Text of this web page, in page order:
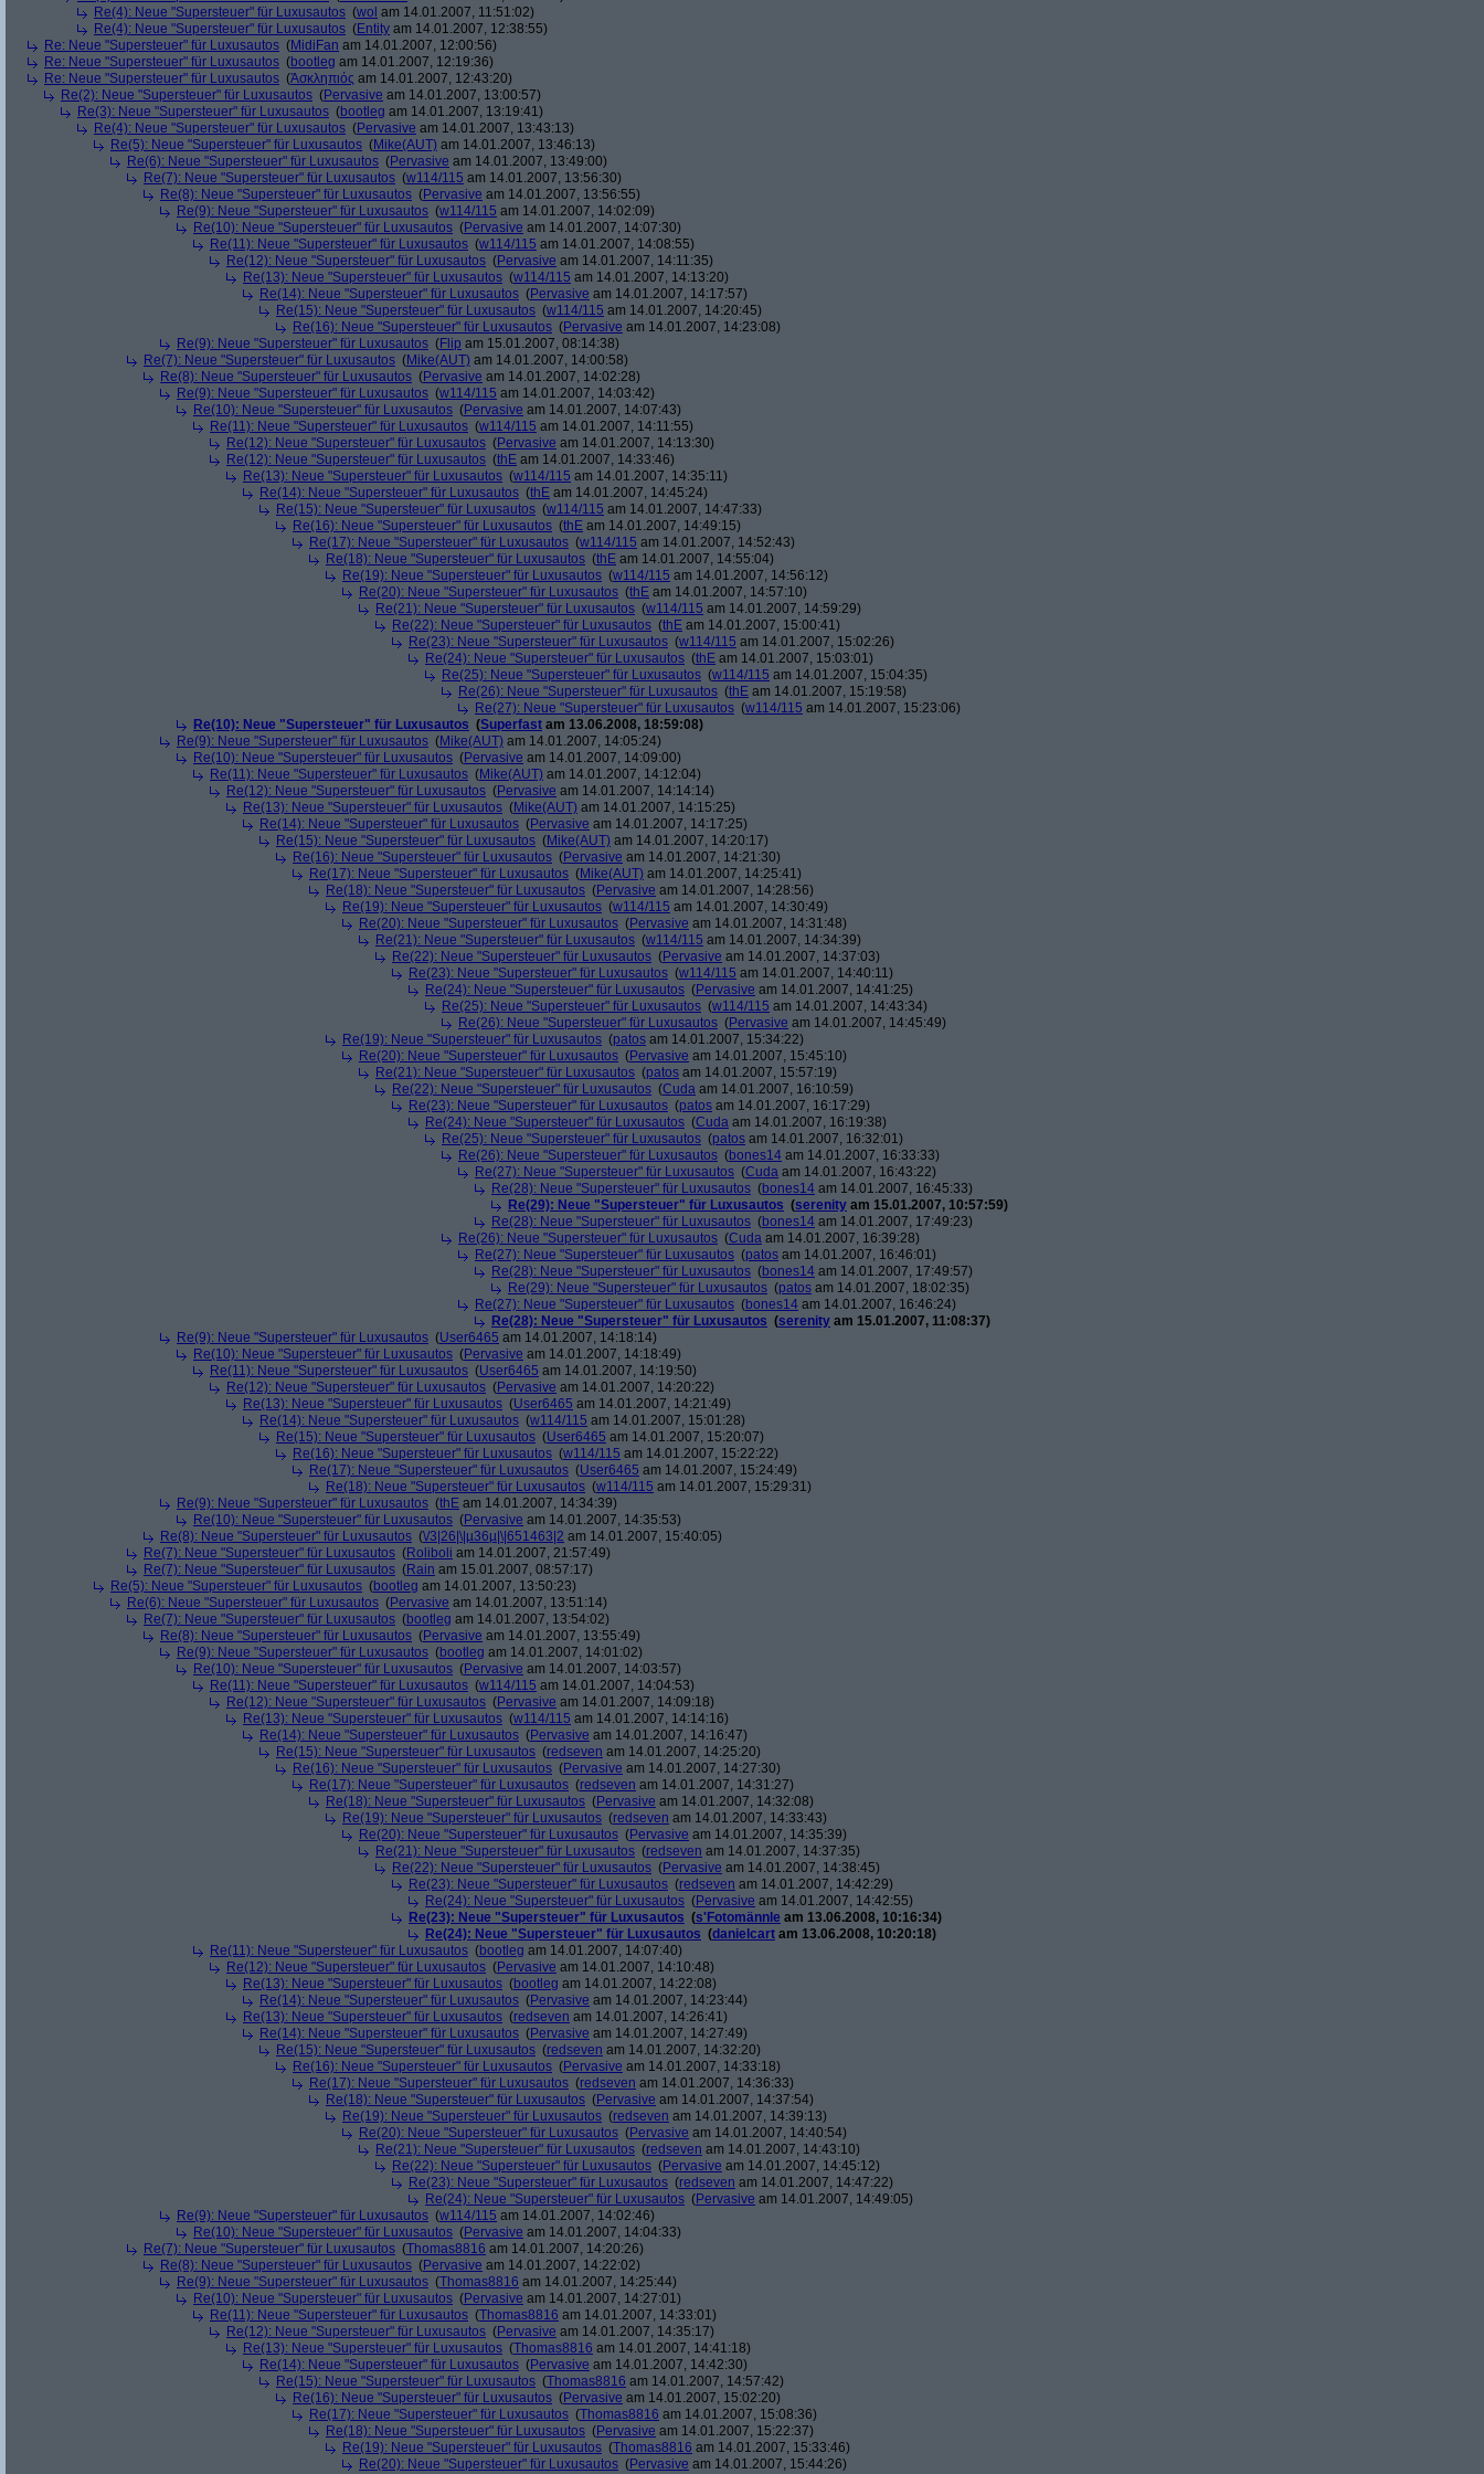
Re(4): Neue "Supersteuer" für Luxusautos (wol am 14.01.2007, 11:51:02)
Re(4): Neue "Supersteuer" für Luxusautos (Entity am 14.01.2007, 12:38:55)
Re: Neue "Supersteuer" für Luxusautos (MidiFan am 14.01.2007, 12:00:56)
Re: Neue "Supersteuer" für Luxusautos (bootleg am 14.01.2007, 12:19:36)
Re: Neue "Supersteuer" für Luxusautos (Ἀσκληπιός am 14.01.2007, 12:43:20)
Re(2): Neue "Supersteuer" für Luxusautos (Pervasive am 14.01.2007, 13:00:57)
Re(3): Neue "Supersteuer" für Luxusautos (bootleg am 14.01.2007, 13:19:41)
Re(4): Neue "Supersteuer" für Luxusautos (Pervasive am 14.01.2007, 13:43:13)
Re(5): Neue "Supersteuer" für Luxusautos (Mike(AUT) am 14.01.2007, 13:46:13)
Re(6): Neue "Supersteuer" für Luxusautos (Pervasive am 14.01.2007, 13:49:00)
Re(7): Neue "Supersteuer" für Luxusautos (w114/115 am 14.01.2007, 13:56:30)
Re(8): Neue "Supersteuer" für Luxusautos (Pervasive am 14.01.2007, 13:56:55)
Re(9): Neue "Supersteuer" für Luxusautos (w114/115 am 14.01.2007, 14:02:09)
Re(10): Neue "Supersteuer" für Luxusautos (Pervasive am 14.01.2007, 14:07:30)
Re(11): Neue "Supersteuer" für Luxusautos (w114/115 am 14.01.2007, 14:08:55)
Re(12): Neue "Supersteuer" für Luxusautos (Pervasive am 14.01.2007, 14:11:35)
Re(13): Neue "Supersteuer" für Luxusautos (w114/115 am 14.01.2007, 14:13:20)
Re(14): Neue "Supersteuer" für Luxusautos (Pervasive am 14.01.2007, 14:17:57)
Re(15): Neue "Supersteuer" für Luxusautos (w114/115 am 14.01.2007, 14:20:45)
Re(16): Neue "Supersteuer" für Luxusautos (Pervasive am 14.01.2007, 14:23:08)
Re(9): Neue "Supersteuer" für Luxusautos (Flip am 15.01.2007, 08:14:38)
Re(7): Neue "Supersteuer" für Luxusautos (Mike(AUT) am 14.01.2007, 14:00:58)
Re(8): Neue "Supersteuer" für Luxusautos (Pervasive am 14.01.2007, 14:02:28)
Re(9): Neue "Supersteuer" für Luxusautos (w114/115 am 14.01.2007, 14:03:42)
Re(10): Neue "Supersteuer" für Luxusautos (Pervasive am 14.01.2007, 14:07:43)
Re(11): Neue "Supersteuer" für Luxusautos (w114/115 am 14.01.2007, 14:11:55)
Re(12): Neue "Supersteuer" für Luxusautos (Pervasive am 14.01.2007, 14:13:30)
Re(12): Neue "Supersteuer" für Luxusautos (thE am 14.01.2007, 14:33:46)
Re(13): Neue "Supersteuer" für Luxusautos (w114/115 am 14.01.2007, 14:35:11)
Re(14): Neue "Supersteuer" für Luxusautos (thE am 14.01.2007, 14:45:24)
Re(15): Neue "Supersteuer" für Luxusautos (w114/115 am 14.01.2007, 14:47:33)
Re(16): Neue "Supersteuer" für Luxusautos (thE am 14.01.2007, 14:49:15)
Re(17): Neue "Supersteuer" für Luxusautos (w114/115 am 14.01.2007, 14:52:43)
Re(18): Neue "Supersteuer" für Luxusautos (thE am 14.01.2007, 14:55:04)
Re(19): Neue "Supersteuer" für Luxusautos (w114/115 am 14.01.2007, 14:56:12)
Re(20): Neue "Supersteuer" für Luxusautos (thE am 14.01.2007, 14:57:10)
Re(21): Neue "Supersteuer" für Luxusautos (w114/115 am 14.01.2007, 14:59:29)
Re(22): Neue "Supersteuer" für Luxusautos (thE am 14.01.2007, 15:00:41)
Re(23): Neue "Supersteuer" für Luxusautos (w114/115 am 14.01.2007, 15:02:26)
Re(24): Neue "Supersteuer" für Luxusautos (thE am 14.01.2007, 15:03:01)
Re(25): Neue "Supersteuer" für Luxusautos (w114/115 am 14.01.2007, 15:04:35)
Re(26): Neue "Supersteuer" für Luxusautos (thE am 14.01.2007, 15:19:58)
Re(27): Neue "Supersteuer" für Luxusautos (w114/115 am 14.01.2007, 15:23:06)
Re(10): Neue "Supersteuer" für Luxusautos (Superfast am 13.06.2008, 18:59:08)
Re(9): Neue "Supersteuer" für Luxusautos (Mike(AUT) am 14.01.2007, 14:05:24)
Re(10): Neue "Supersteuer" für Luxusautos (Pervasive am 14.01.2007, 14:09:00)
Re(11): Neue "Supersteuer" für Luxusautos (Mike(AUT) am 14.01.2007, 14:12:04)
Re(12): Neue "Supersteuer" für Luxusautos (Pervasive am 14.01.2007, 14:14:14)
Re(13): Neue "Supersteuer" für Luxusautos (Mike(AUT) am 14.01.2007, 14:15:25)
Re(14): Neue "Supersteuer" für Luxusautos (Pervasive am 14.01.2007, 14:17:25)
Re(15): Neue "Supersteuer" für Luxusautos (Mike(AUT) am 14.01.2007, 14:20:17)
Re(16): Neue "Supersteuer" für Luxusautos (Pervasive am 14.01.2007, 14:21:30)
Re(17): Neue "Supersteuer" für Luxusautos (Mike(AUT) am 14.01.2007, 14:25:41)
Re(18): Neue "Supersteuer" für Luxusautos (Pervasive am 14.01.2007, 14:28:56)
Re(19): Neue "Supersteuer" für Luxusautos (w114/115 am 14.01.2007, 14:30:49)
Re(20): Neue "Supersteuer" für Luxusautos (Pervasive am 14.01.2007, 14:31:48)
Re(21): Neue "Supersteuer" für Luxusautos (w114/115 am 14.01.2007, 14:34:39)
Re(22): Neue "Supersteuer" für Luxusautos (Pervasive am 14.01.2007, 14:37:03)
Re(23): Neue "Supersteuer" für Luxusautos (w114/115 am 14.01.2007, 14:40:11)
Re(24): Neue "Supersteuer" für Luxusautos (Pervasive am 14.01.2007, 14:41:25)
Re(25): Neue "Supersteuer" für Luxusautos (w114/115 am 14.01.2007, 14:43:34)
Re(26): Neue "Supersteuer" für Luxusautos (Pervasive am 14.01.2007, 14:45:49)
Re(19): Neue "Supersteuer" für Luxusautos (patos am 14.01.2007, 15:34:22)
Re(20): Neue "Supersteuer" für Luxusautos (Pervasive am 14.01.2007, 15:45:10)
Re(21): Neue "Supersteuer" für Luxusautos (patos am 14.01.2007, 15:57:19)
Re(22): Neue "Supersteuer" für Luxusautos (Cuda am 14.01.2007, 16:10:59)
Re(23): Neue "Supersteuer" für Luxusautos (patos am 14.01.2007, 16:17:29)
Re(24): Neue "Supersteuer" für Luxusautos (Cuda am 14.01.2007, 16:19:38)
Re(25): Neue "Supersteuer" für Luxusautos (patos am 14.01.2007, 16:32:01)
Re(26): Neue "Supersteuer" für Luxusautos (bones14 am 14.01.2007, 16:33:33)
Re(27): Neue "Supersteuer" für Luxusautos (Cuda am 14.01.2007, 16:43:22)
Re(28): Neue "Supersteuer" für Luxusautos (bones14 am 14.01.2007, 16:45:33)
Re(29): Neue "Supersteuer" für Luxusautos (serenity am 15.01.2007, 10:57:59)
Re(28): Neue "Supersteuer" für Luxusautos (bones14 am 14.01.2007, 17:49:23)
Re(26): Neue "Supersteuer" für Luxusautos (Cuda am 14.01.2007, 16:39:28)
Re(27): Neue "Supersteuer" für Luxusautos (patos am 14.01.2007, 16:46:01)
Re(28): Neue "Supersteuer" für Luxusautos (bones14 am 14.01.2007, 17:49:57)
Re(29): Neue "Supersteuer" für Luxusautos (patos am 14.01.2007, 18:02:35)
Re(27): Neue "Supersteuer" für Luxusautos (bones14 am 14.01.2007, 16:46:24)
Re(28): Neue "Supersteuer" für Luxusautos (serenity am 15.01.2007, 11:08:37)
Re(9): Neue "Supersteuer" für Luxusautos (User6465 am 14.01.2007, 14:18:14)
Re(10): Neue "Supersteuer" für Luxusautos (Pervasive am 14.01.2007, 14:18:49)
Re(11): Neue "Supersteuer" für Luxusautos (User6465 am 14.01.2007, 14:19:50)
Re(12): Neue "Supersteuer" für Luxusautos (Pervasive am 14.01.2007, 14:20:22)
Re(13): Neue "Supersteuer" für Luxusautos (User6465 am 14.01.2007, 14:21:49)
Re(14): Neue "Supersteuer" für Luxusautos (w114/115 am 14.01.2007, 15:01:28)
Re(15): Neue "Supersteuer" für Luxusautos (User6465 am 14.01.2007, 15:20:07)
Re(16): Neue "Supersteuer" für Luxusautos (w114/115 am 14.01.2007, 15:22:22)
Re(17): Neue "Supersteuer" für Luxusautos (User6465 am 14.01.2007, 15:24:49)
Re(18): Neue "Supersteuer" für Luxusautos (w114/115 am 14.01.2007, 15:29:31)
Re(9): Neue "Supersteuer" für Luxusautos (thE am 14.01.2007, 14:34:39)
Re(10): Neue "Supersteuer" für Luxusautos (Pervasive am 14.01.2007, 14:35:53)
Re(8): Neue "Supersteuer" für Luxusautos (\/3|26|\|µ36µ|\|651463|2 am 14.01.2007, 15:40:05)
Re(7): Neue "Supersteuer" für Luxusautos (Roliboli am 14.01.2007, 21:57:49)
Re(7): Neue "Supersteuer" für Luxusautos (Rain am 15.01.2007, 08:57:17)
Re(5): Neue "Supersteuer" für Luxusautos (bootleg am 14.01.2007, 13:50:23)
Re(6): Neue "Supersteuer" für Luxusautos (Pervasive am 14.01.2007, 13:51:14)
Re(7): Neue "Supersteuer" für Luxusautos (bootleg am 14.01.2007, 13:54:02)
Re(8): Neue "Supersteuer" für Luxusautos (Pervasive am 14.01.2007, 13:55:49)
Re(9): Neue "Supersteuer" für Luxusautos (bootleg am 14.01.2007, 14:01:02)
Re(10): Neue "Supersteuer" für Luxusautos (Pervasive am 14.01.2007, 14:03:57)
Re(11): Neue "Supersteuer" für Luxusautos (w114/115 am 14.01.2007, 14:04:53)
Re(12): Neue "Supersteuer" für Luxusautos (Pervasive am 14.01.2007, 14:09:18)
Re(13): Neue "Supersteuer" für Luxusautos (w114/115 am 14.01.2007, 14:14:16)
Re(14): Neue "Supersteuer" für Luxusautos (Pervasive am 14.01.2007, 14:16:47)
Re(15): Neue "Supersteuer" für Luxusautos (redseven am 14.01.2007, 14:25:20)
Re(16): Neue "Supersteuer" für Luxusautos (Pervasive am 14.01.2007, 14:27:30)
Re(17): Neue "Supersteuer" für Luxusautos (redseven am 14.01.2007, 14:31:27)
Re(18): Neue "Supersteuer" für Luxusautos (Pervasive am 14.01.2007, 14:32:08)
Re(19): Neue "Supersteuer" für Luxusautos (redseven am 14.01.2007, 14:33:43)
Re(20): Neue "Supersteuer" für Luxusautos (Pervasive am 14.01.2007, 14:35:39)
Re(21): Neue "Supersteuer" für Luxusautos (redseven am 14.01.2007, 14:37:35)
Re(22): Neue "Supersteuer" für Luxusautos (Pervasive am 14.01.2007, 14:38:45)
Re(23): Neue "Supersteuer" für Luxusautos (redseven am 14.01.2007, 14:42:29)
Re(24): Neue "Supersteuer" für Luxusautos (Pervasive am 14.01.2007, 14:42:55)
Re(23): Neue "Supersteuer" für Luxusautos (s'Fotomännle am 13.06.2008, 10:16:34)
Re(24): Neue "Supersteuer" für Luxusautos (danielcart am 13.06.2008, 10:20:18)
Re(11): Neue "Supersteuer" für Luxusautos (bootleg am 14.01.2007, 14:07:40)
Re(12): Neue "Supersteuer" für Luxusautos (Pervasive am 14.01.2007, 14:10:48)
Re(13): Neue "Supersteuer" für Luxusautos (bootleg am 14.01.2007, 14:22:08)
Re(14): Neue "Supersteuer" für Luxusautos (Pervasive am 14.01.2007, 14:23:44)
Re(13): Neue "Supersteuer" für Luxusautos (redseven am 14.01.2007, 14:26:41)
Re(14): Neue "Supersteuer" für Luxusautos (Pervasive am 14.01.2007, 14:27:49)
Re(15): Neue "Supersteuer" für Luxusautos (redseven am 14.01.2007, 14:32:20)
Re(16): Neue "Supersteuer" für Luxusautos (Pervasive am 14.01.2007, 14:33:18)
Re(17): Neue "Supersteuer" für Luxusautos (redseven am 14.01.2007, 14:36:33)
Re(18): Neue "Supersteuer" für Luxusautos (Pervasive am 14.01.2007, 14:37:54)
Re(19): Neue "Supersteuer" für Luxusautos (redseven am 14.01.2007, 14:39:13)
Re(20): Neue "Supersteuer" für Luxusautos (Pervasive am 14.01.2007, 14:40:54)
Re(21): Neue "Supersteuer" für Luxusautos (redseven am 14.01.2007, 14:43:10)
Re(22): Neue "Supersteuer" für Luxusautos (Pervasive am 14.01.2007, 14:45:12)
Re(23): Neue "Supersteuer" für Luxusautos (redseven am 14.01.2007, 14:47:22)
Re(24): Neue "Supersteuer" für Luxusautos (Pervasive am 14.01.2007, 14:49:05)
Re(9): Neue "Supersteuer" für Luxusautos (w114/115 am 14.01.2007, 14:02:46)
Re(10): Neue "Supersteuer" für Luxusautos (Pervasive am 14.01.2007, 14:04:33)
Re(7): Neue "Supersteuer" für Luxusautos (Thomas8816 am 14.01.2007, 14:20:26)
Re(8): Neue "Supersteuer" für Luxusautos (Pervasive am 14.01.2007, 14:22:02)
Re(9): Neue "Supersteuer" für Luxusautos (Thomas8816 am 14.01.2007, 14:25:44)
Re(10): Neue "Supersteuer" für Luxusautos (Pervasive am 14.01.2007, 14:27:01)
Re(11): Neue "Supersteuer" für Luxusautos (Thomas8816 am 14.01.2007, 14:33:01)
Re(12): Neue "Supersteuer" für Luxusautos (Pervasive am 14.01.2007, 14:35:17)
Re(13): Neue "Supersteuer" für Luxusautos (Thomas8816 am 14.01.2007, 14:41:18)
Re(14): Neue "Supersteuer" für Luxusautos (Pervasive am 14.01.2007, 14:42:30)
Re(15): Neue "Supersteuer" für Luxusautos (Thomas8816 am 14.01.2007, 14:57:42)
Re(16): Neue "Supersteuer" für Luxusautos (Pervasive am 14.01.2007, 15:02:20)
Re(17): Neue "Supersteuer" für Luxusautos (Thomas8816 am 14.01.2007, 15:08:36)
Re(18): Neue "Supersteuer" für Luxusautos (Pervasive am 14.01.2007, 15:22:37)
Re(19): Neue "Supersteuer" für Luxusautos (Thomas8816 am 14.01.2007, 15:33:46)
Re(20): Neue "Supersteuer" für Luxusautos (Pervasive am 14.01.2007, 15:44:26)